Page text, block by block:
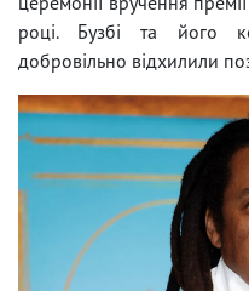
році. Бузбі та його
добровільно відхилили